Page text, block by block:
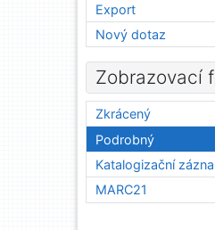
Export
Nový dotaz
Zobrazovací
Zkrácený
Podrobný
Katalogizační
MARC21